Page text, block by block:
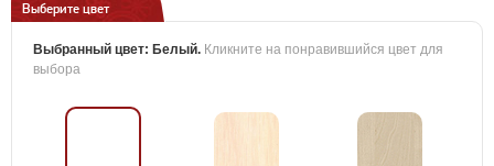
Выберите цвет
Выбранный цвет: Белый. Кликните на понравившийся цвет для
выбора